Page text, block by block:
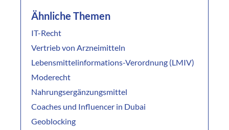
Ähnliche Themen
IT-Recht
Vertrieb von Arzneimitteln
Lebensmittelinformations-Verordnung (LMIV)
Moderecht
Nahrungsergänzungsmittel
Coaches und Influencer in Dubai
Geoblocking